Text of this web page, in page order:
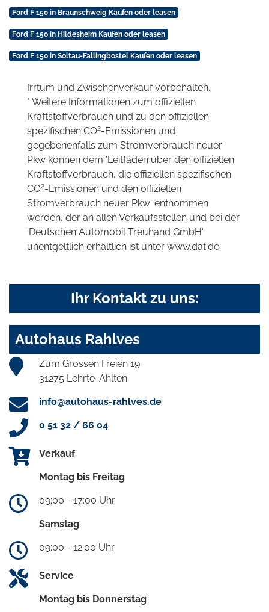
Ford F 150 in Braunschweig Kaufen oder leasen
Ford F 150 in Hildesheim Kaufen oder leasen
Ford F 150 in Soltau-Fallingbostel Kaufen oder leasen
Irrtum und Zwischenverkauf vorbehalten.
* Weitere Informationen zum offiziellen
Kraftstoffverbrauch und zu den offiziellen
spezifischen CO2-Emissionen und
gegebenenfalls zum Stromverbrauch neuer
Pkw können dem 'Leitfaden über den offiziellen
Kraftstoffverbrauch, die offiziellen spezifischen
CO2-Emissionen und den offiziellen
Stromverbrauch neuer Pkw' entnommen
werden, der an allen Verkaufsstellen und bei der
'Deutschen Automobil Treuhand GmbH'
unentgeltlich erhältlich ist unter www.dat.de.
Ihr Kontakt zu uns:
Autohaus Rahlves
Zum Grossen Freien 19
31275 Lehrte-Ahlten
info@autohaus-rahlves.de
0 51 32 / 66 04
Verkauf
Montag bis Freitag
09:00 - 17:00 Uhr
Samstag
09:00 - 12:00 Uhr
Service
Montag bis Donnerstag